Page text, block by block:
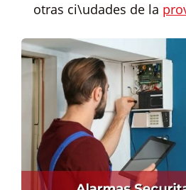
otras ci\udades de la